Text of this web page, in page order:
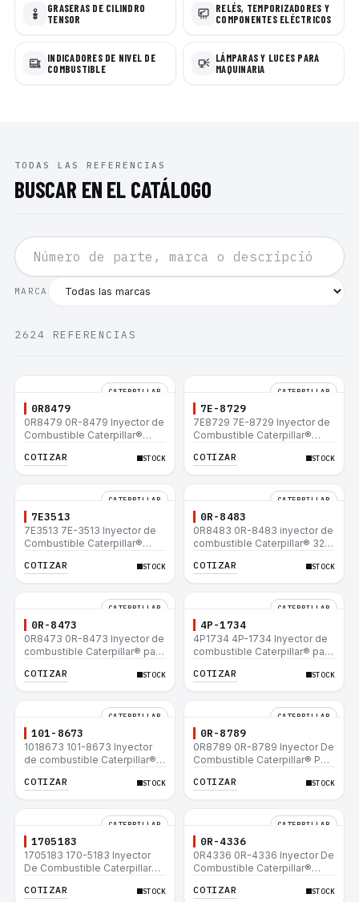
GRASERAS DE CILINDRO
TENSOR
RELÉS, TEMPORIZADORES Y
COMPONENTES ELÉCTRICOS
INDICADORES DE NIVEL DE
COMBUSTIBLE
LÁMPARAS Y LUCES PARA
MAQUINARIA
TODAS LAS REFERENCIAS
BUSCAR EN EL CATÁLOGO
MARCA
2624 REFERENCIAS
CATERPILLAR
0R8479
0R8479 0R-8479 Inyector de
Combustible Caterpillar®
IT14B 910E
COTIZAR STOCK
CATERPILLAR
7E-8729
7E8729 7E-8729 Inyector de
Combustible Caterpillar®
IT14B 910E
COTIZAR STOCK
CATERPILLAR
7E3513
7E3513 7E-3513 Inyector de
Combustible Caterpillar®
IT14B 910E
COTIZAR STOCK
CATERPILLAR
0R-8483
0R8483 0R-8483 inyector de
combustible Caterpillar® 320
320N 320-A S IT18F IT28F
COTIZAR STOCK
CATERPILLAR
0R-8473
0R8473 0R-8473 Inyector de
combustible Caterpillar® para
COTIZAR STOCK
CATERPILLAR
4P-1734
4P1734 4P-1734 Inyector de
combustible Caterpillar® para
COTIZAR STOCK
CATERPILLAR
101-8673
1018673 101-8673 Inyector
de combustible Caterpillar®
COTIZAR STOCK
CATERPILLAR
0R-8789
0R8789 0R-8789 Inyector De
Combustible Caterpillar® PM-
RM-350 SM-350
COTIZAR STOCK
CATERPILLAR
1705183
1705183 170-5183 Inyector
De Combustible Caterpillar®
12H 140G 950B
COTIZAR STOCK
CATERPILLAR
0R-4336
0R4336 0R-4336 Inyector De
Combustible Caterpillar®
12H 140G 950B
COTIZAR STOCK